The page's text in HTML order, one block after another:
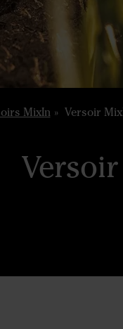
MixIn Versoir